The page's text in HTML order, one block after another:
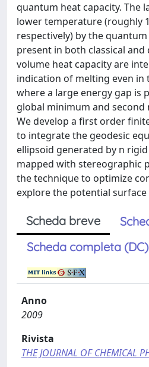
quantum heat capacity. The
lower temperature (roughly
respectively) by the
present in both classical
volume heat capacity are
indication of melting even in
where a large energy gap is
global minimum and second
We develop a first order
to integrate the geodesic
ellipsoid generated by n
mapped with stereographic
the technique to optimize
explore the potential
Scheda breve
Scheda completa (DC)
Anno
2009
Rivista
THE JOURNAL OF CHEMICAL